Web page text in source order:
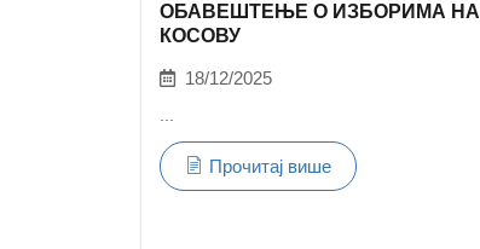
ОБАВЕШТЕЊЕ О ИЗБОРИМА НА
КОСОВУ
18/12/2025
Прочитај више